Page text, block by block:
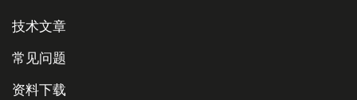
技术文章
常见问题
资料下载